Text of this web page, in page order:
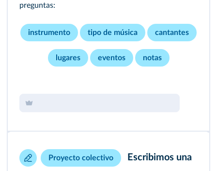
preguntas:
instrumento tipo de música cantantes
lugares eventos notas
Proyecto colectivo
Escribimos una